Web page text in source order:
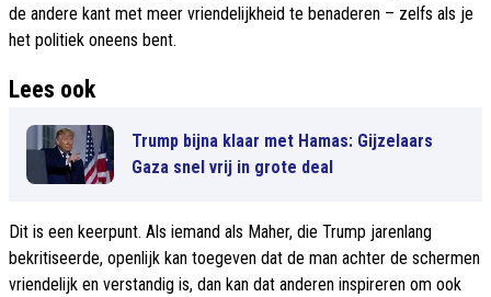
de andere kant met meer vriendelijkheid te benaderen – zelfs als je
het politiek oneens bent.
Lees ook
Trump bijna klaar met Hamas: Gijzelaars
Gaza snel vrij in grote deal
Dit is een keerpunt. Als iemand als Maher, die Trump jarenlang
bekritiseerde, openlijk kan toegeven dat de man achter de schermen
vriendelijk en verstandig is, dan kan dat anderen inspireren om ook